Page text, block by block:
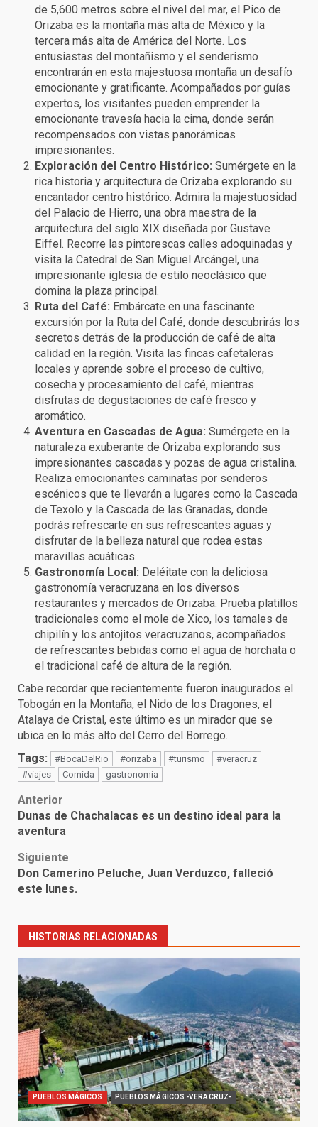
de 5,600 metros sobre el nivel del mar, el Pico de
Orizaba es la montaña más alta de México y la
tercera más alta de América del Norte. Los
entusiastas del montañismo y el senderismo
encontrarán en esta majestuosa montaña un desafío
emocionante y gratificante. Acompañados por guías
expertos, los visitantes pueden emprender la
emocionante travesía hacia la cima, donde serán
recompensados con vistas panorámicas
impresionantes.
Exploración del Centro Histórico: Sumérgete en la
rica historia y arquitectura de Orizaba explorando su
encantador centro histórico. Admira la majestuosidad
del Palacio de Hierro, una obra maestra de la
arquitectura del siglo XIX diseñada por Gustave
Eiffel. Recorre las pintorescas calles adoquinadas y
visita la Catedral de San Miguel Arcángel, una
impresionante iglesia de estilo neoclásico que
domina la plaza principal.
Ruta del Café: Embárcate en una fascinante
excursión por la Ruta del Café, donde descubrirás los
secretos detrás de la producción de café de alta
calidad en la región. Visita las fincas cafetaleras
locales y aprende sobre el proceso de cultivo,
cosecha y procesamiento del café, mientras
disfrutas de degustaciones de café fresco y
aromático.
Aventura en Cascadas de Agua: Sumérgete en la
naturaleza exuberante de Orizaba explorando sus
impresionantes cascadas y pozas de agua cristalina.
Realiza emocionantes caminatas por senderos
escénicos que te llevarán a lugares como la Cascada
de Texolo y la Cascada de las Granadas, donde
podrás refrescarte en sus refrescantes aguas y
disfrutar de la belleza natural que rodea estas
maravillas acuáticas.
Gastronomía Local: Deléitate con la deliciosa
gastronomía veracruzana en los diversos
restaurantes y mercados de Orizaba. Prueba platillos
tradicionales como el mole de Xico, los tamales de
chipilín y los antojitos veracruzanos, acompañados
de refrescantes bebidas como el agua de horchata o
el tradicional café de altura de la región.
Cabe recordar que recientemente fueron inaugurados el
Tobogán en la Montaña, el Nido de los Dragones, el
Atalaya de Cristal, este último es un mirador que se
ubica en lo más alto del Cerro del Borrego.
Tags:
#BocaDelRio #orizaba #turismo
#veracruz
#viajes
Comida gastronomía
Post
navigation
Anterior
Dunas de Chachalacas es un destino ideal para la
aventura
Siguiente
Don Camerino Peluche, Juan Verduzco, falleció
este lunes.
HISTORIAS RELACIONADAS
PUEBLOS MÁGICOS PUEBLOS MÁGICOS -VERACRUZ-